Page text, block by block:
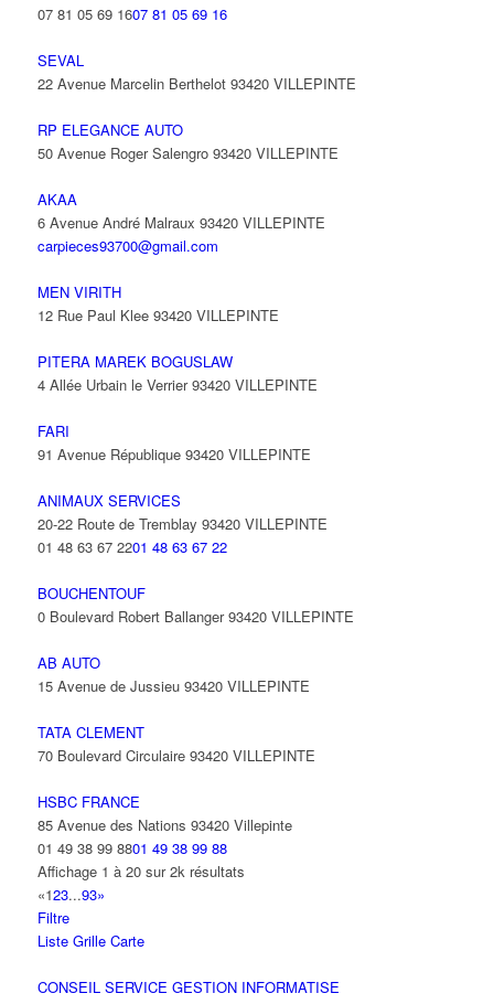
07 81 05 69 1607 81 05 69 16
SEVAL
22 Avenue Marcelin Berthelot 93420 VILLEPINTE
RP ELEGANCE AUTO
50 Avenue Roger Salengro 93420 VILLEPINTE
AKAA
6 Avenue André Malraux 93420 VILLEPINTE
carpieces93700@gmail.com
MEN VIRITH
12 Rue Paul Klee 93420 VILLEPINTE
PITERA MAREK BOGUSLAW
4 Allée Urbain le Verrier 93420 VILLEPINTE
FARI
91 Avenue République 93420 VILLEPINTE
ANIMAUX SERVICES
20-22 Route de Tremblay 93420 VILLEPINTE
01 48 63 67 2201 48 63 67 22
BOUCHENTOUF
0 Boulevard Robert Ballanger 93420 VILLEPINTE
AB AUTO
15 Avenue de Jussieu 93420 VILLEPINTE
TATA CLEMENT
70 Boulevard Circulaire 93420 VILLEPINTE
HSBC FRANCE
85 Avenue des Nations 93420 Villepinte
01 49 38 99 8801 49 38 99 88
Affichage 1 à 20 sur 2k résultats
«123...93»
Filtre
Liste Grille Carte
CONSEIL SERVICE GESTION INFORMATISE